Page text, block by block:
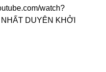
watch?
DUYÊN KHỞI